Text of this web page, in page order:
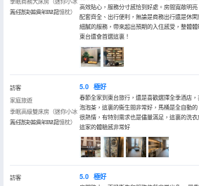
箱+功夫茶具+3M記憶枕）
入住於2026年02月
高效貼心，服務分寸感恰到好處。房間寬敞明
配套齊全、出行便利，無論是商務出行還是休
細膩的服務，帶來超出預期的入住感受，整體
東台還會首選這裏！
訪客
家庭旅遊
季眠高級雙床房（迷你小冰
箱+功夫茶具+3M記憶枕）
入住於2026年02月
5.0 極好
春節全家到東台旅行，還是喜歡選擇全季酒店
泡泡茶，這裏的衞生間非常好，馬桶是全自動
很熱情，有特別需求也是儘量滿足，這裏的洗
這家的體驗感非常好
訪客
5.0 極好